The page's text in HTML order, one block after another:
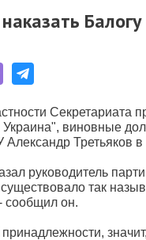
Балогу
Cекретариата
виновные
Третьяков
руководитель
так
сообщил он.